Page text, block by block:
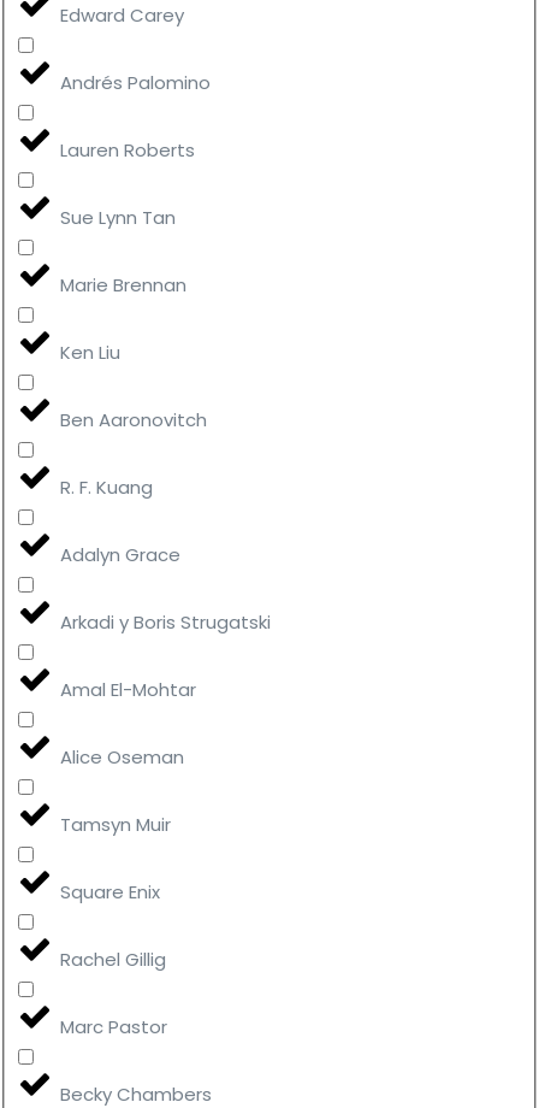
Edward Carey
Andrés Palomino
Lauren Roberts
Sue Lynn Tan
Marie Brennan
Ken Liu
Ben Aaronovitch
R. F. Kuang
Adalyn Grace
Arkadi y Boris Strugatski
Amal El-Mohtar
Alice Oseman
Tamsyn Muir
Square Enix
Rachel Gillig
Marc Pastor
Becky Chambers